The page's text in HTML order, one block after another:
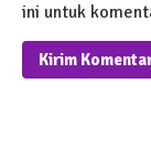
ini untuk